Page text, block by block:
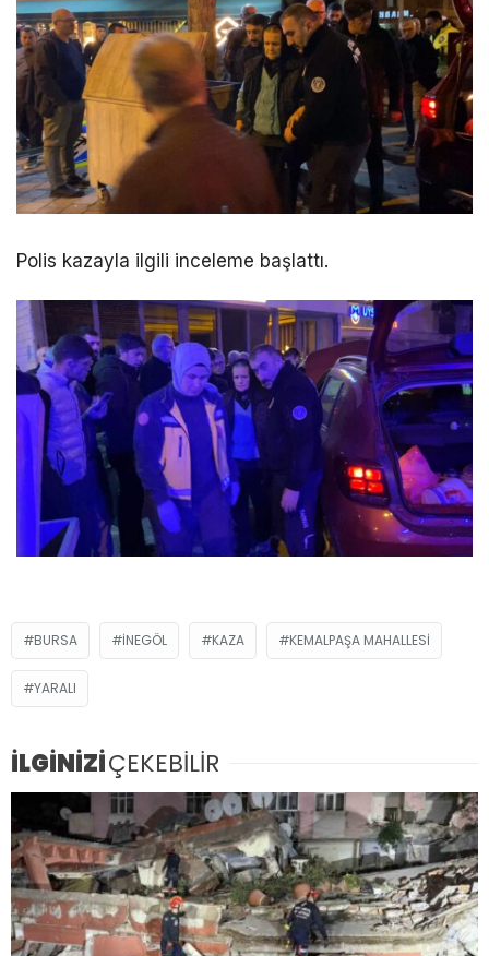
Polis kazayla ilgili inceleme başlattı.
BURSA İNEGÖL KAZA KEMALPAŞA MAHALLESI
YARALI
İLGİNİZİÇEKEBİLİR